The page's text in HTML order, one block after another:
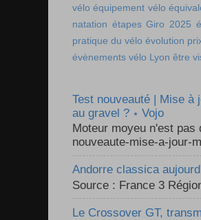
vélo équipement vélo
natation étapes Giro 2025
pratique du vélo évolution
évènements vélo Lyon être
Test nouveauté | Mise à
au gravel ? ⋆ Vojo
Moteur moyeu n'est
nouveaute-mise-a-jour-
Andorre classica
Source : France 3
Le Crossover GT,